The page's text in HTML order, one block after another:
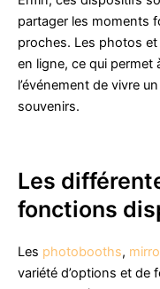
partager les moments
proches. Les photos
en ligne, ce qui permet
l’événement de vivre
souvenirs.
Les
fonctions
Les photobooths,
variété d’options et de